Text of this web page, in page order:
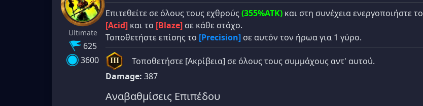
Ultimate
625
3600
Επιτεθείτε σε όλους τους εχθρούς(355%ATK) και στη συνέχεια ενεργοποιήστε το
[Acid] και το [Blaze] σε κάθε στόχο.
Τοποθετήστε επίσης το [Precision] σε αυτόν τον ήρωα για 1 γύρο.
III Τοποθετήστε [Ακρίβεια] σε όλους τους συμμάχους αντ' αυτού.
Damage: 387
Αναβαθμίσεις Επιπέδου